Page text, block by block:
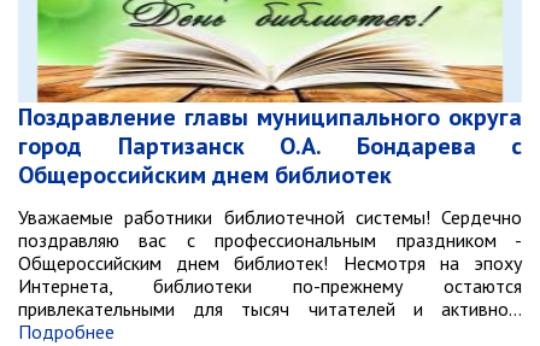
Муниципальный лесной контроль
Муниципальный земельный
контроль
Муниципальный контроль в сфере
благоустройства
Муниципальный контроль за
исполнением единой
теплоснабжающей организацией
обязательств по строительству,
реконструкции и (или)
модернизации объектов
теплоснабжения
Поздравление главы муниципального округа
город Партизанск О.А. Бондарева с
Общероссийским днем библиотек
Уважаемые работники библиотечной системы! Сердечно
поздравляю вас с профессиональным праздником -
Общероссийским днем библиотек! Несмотря на эпоху
Интернета, библиотеки по-прежнему остаются
привлекательными для тысяч читателей и активно…
Подробнее